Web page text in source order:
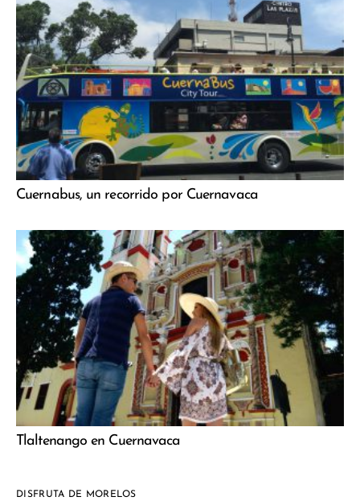
Cuernabus, un recorrido por Cuernavaca
Tlaltenango en Cuernavaca
DISFRUTA DE MORELOS